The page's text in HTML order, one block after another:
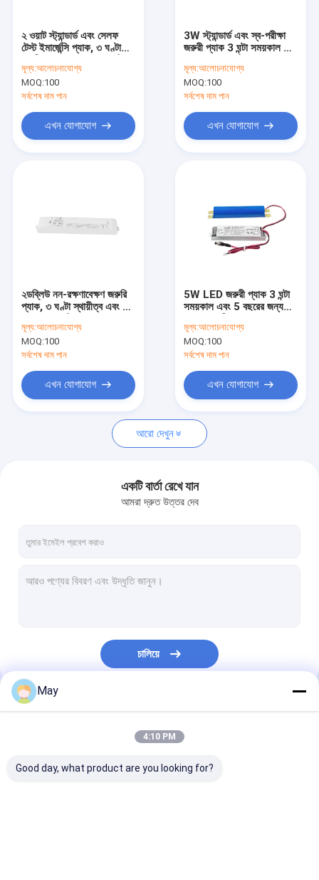
ভিআর শো
গুণমান নিয়ন্ত্রণ
খবর
একটি উদ্ধৃতি অনুরোধ করুন
মাইক্রোওয়েভ মোশন সেন্সর
অন ​​ফাংশন সেন্সর অন
২ ওয়াট স্ট্যান্ডার্ড এবং সেলফ
টেস্ট ইমার্জেন্সি প্যাক, ৩ ঘণ্টা
সহ
মূল্য:আলোচনাযোগ্য
MOQ:100
সর্বশেষ দাম পান
এখন যোগাযোগ
3W স্ট্যান্ডার্ড এবং স্ব-পরীক্ষা
জরুরী প্যাক 3 ঘন্টা সময়কাল এবং
মূল্য:আলোচনাযোগ্য
MOQ:100
সর্বশেষ দাম পান
এখন যোগাযোগ
২ডব্লিউ নন-রক্ষণাবেক্ষণ জরুরি
প্যাক, ৩ ঘণ্টা স্থায়ীত্ব এবং ৫
মূল্য:আলোচনাযোগ্য
MOQ:100
সর্বশেষ দাম পান
এখন যোগাযোগ
5W LED জরুরী প্যাক 3 ঘন্টা
সময়কাল এবং 5 বছরের জন্য
গ্যারান্টি
মূল্য:আলোচনাযোগ্য
MOQ:100
সর্বশেষ দাম পান
এখন যোগাযোগ
আরো দেখুন
একটি বার্তা রেখে যান
আমরা দ্রুত উত্তর দেব
চালিয়ে
আমাদের বিভাগসমূহ
May
4:10 PM
Good day, what product are you looking for?